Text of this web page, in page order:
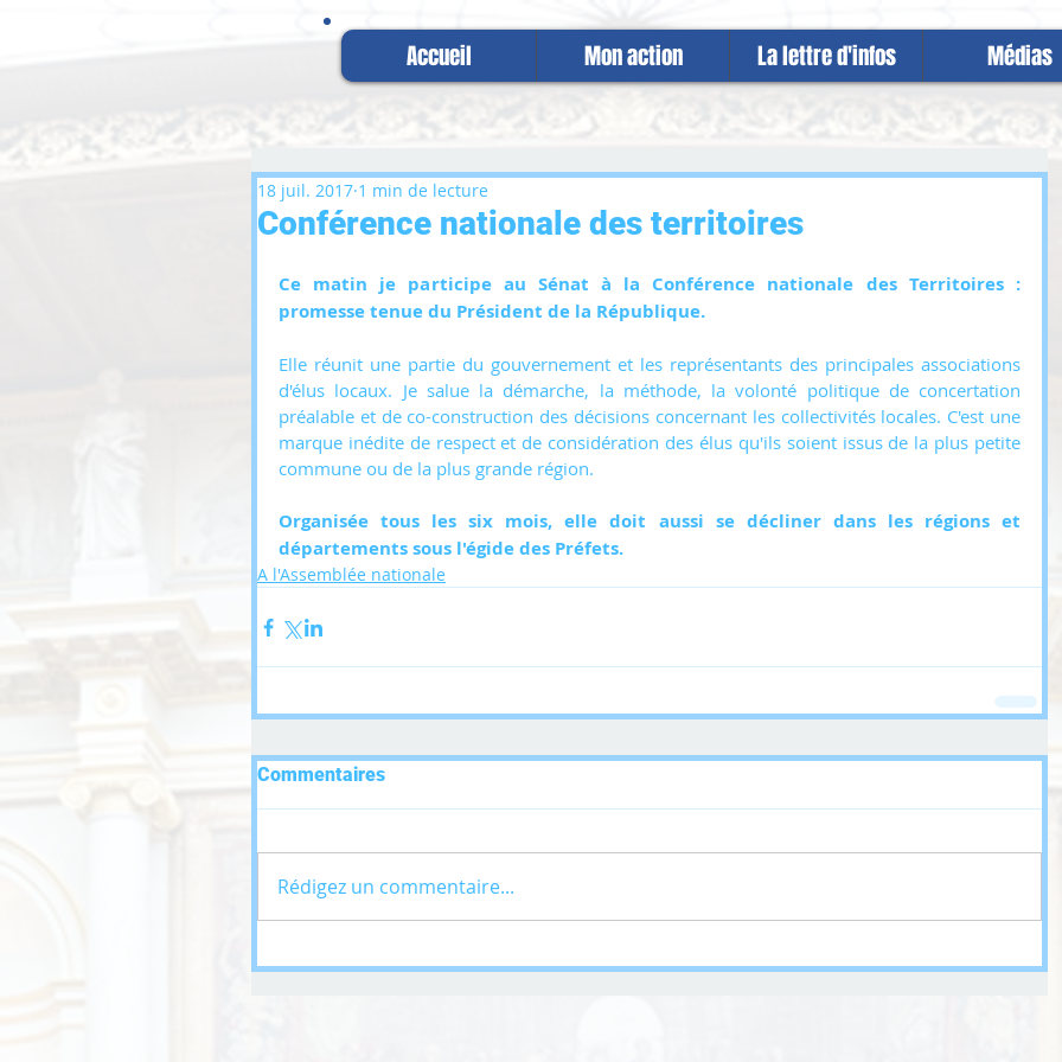
Accueil Mon action La lettre d'infos Médias
Conférence nationale des territoires
18 juil. 2017 1 min de lecture
Ce matin je participe au Sénat à la Conférence nationale des Territoires :
promesse tenue du Président de la République.
Elle réunit une partie du gouvernement et les représentants des principales associations
d'élus locaux. Je salue la démarche, la méthode, la volonté politique de concertation
préalable et de co-construction des décisions concernant les collectivités locales. C'est une
marque inédite de respect et de considération des élus qu'ils soient issus de la plus petite
commune ou de la plus grande région.
Organisée tous les six mois, elle doit aussi se décliner dans les régions et
départements sous l'égide des Préfets.
A l'Assemblée nationale
Commentaires
Rédigez un commentaire...